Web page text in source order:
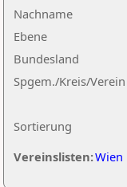
Nachname
Ebene
Sortierung
Bundesland
Spgem./Kreis/Verein
Vereinslisten:Wien